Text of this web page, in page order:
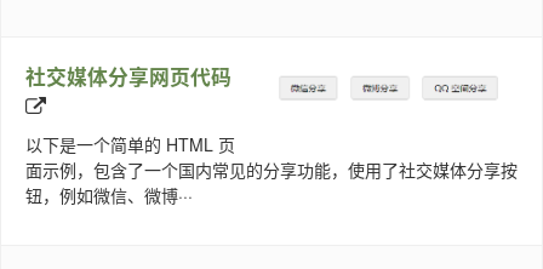
社交媒体分享网页代码
以下是一个简单的 HTML 页
面示例，包含了一个国内常见的分享功能，使用了社交媒体分享按
钮，例如微信、微博···